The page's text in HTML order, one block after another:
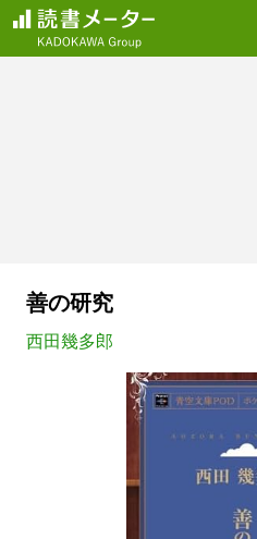
善の研究
西田幾多郎